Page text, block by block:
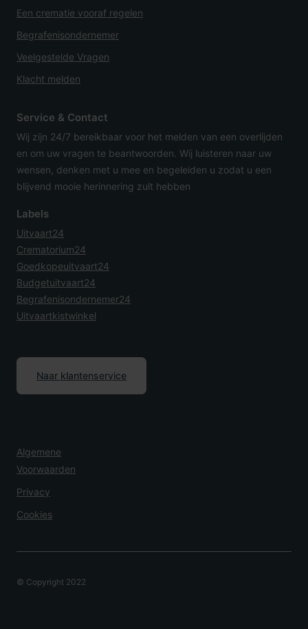
Een crematie vooraf regelen
Begrafenisondernemer
Veelgestelde Vragen
Klacht melden
Service & Contact
Wij zijn 24/7 bereikbaar voor het melden van een overlijden
en om uw vragen te beantwoorden. Wij luisteren naar uw
wensen, denken met u mee en begeleiden u zodat u een
blijvend mooie herinnering zult hebben
Labels
Uitvaart24
Crematorium24
Goedkopeuitvaart24
Budgetuitvaart24
Begrafenisondernemer24
Uitvaartkistwinkel
Naar klantenservice
Algemene
Voorwaarden
Privacy
Cookies
© Copyright 2022